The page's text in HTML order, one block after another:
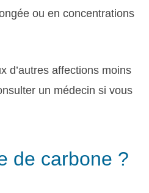
ou en concentrations
d’autres affections moins
un médecin si vous
de carbone ?